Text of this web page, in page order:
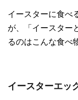
イースターに食べ
が、「イースター
るのはこんな食べ
イースターエッ